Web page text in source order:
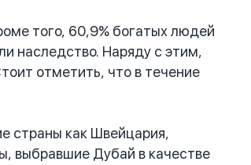
того, 60,9% богатых людей
наследство. Наряду с этим,
отметить, что в течение
страны как Швейцария,
выбравшие Дубай в качестве